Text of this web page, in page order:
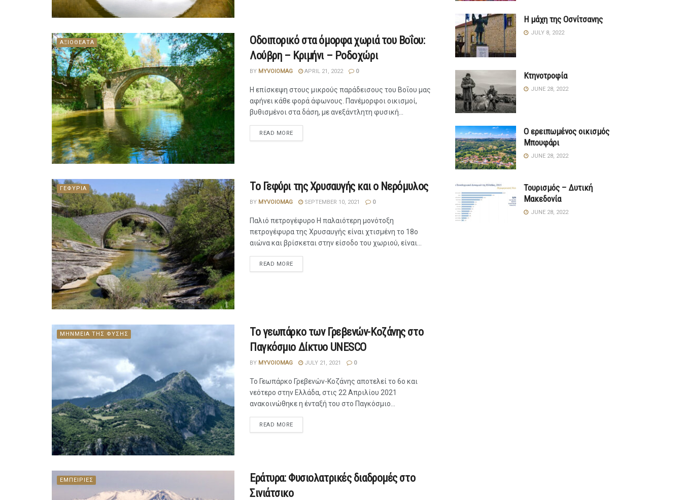
ΑΞΙΟΘΕΑΤΑ
Οδοιπορικό στα όμορφα χωριά του Βοΐου:
Λούβρη – Κριμήνι – Ροδοχώρι
BY MYVOIOMAG APRIL 21, 2022 0
Η επίσκεψη στους μικρούς παράδεισους του Βοΐου μας
αφήνει κάθε φορά άφωνους. Πανέμορφοι οικισμοί,
βυθισμένοι στα δάση, με ανεξάντλητη φυσική...
READ MORE
ΓΕΦΥΡΙΑ Το Γεφύρι της Χρυσαυγής και ο Νερόμυλος
BY MYVOIOMAG SEPTEMBER 10, 2021 0
Παλιό πετρογέφυρο Η παλαιότερη μονότοξη
πετρογέφυρα της Χρυσαυγής είναι χτισμένη το 18ο
αιώνα και βρίσκεται στην είσοδο του χωριού, είναι...
READ MORE
ΜΗΝΜΕΙΑ ΤΗΣ ΦΥΣΗΣ
Το γεωπάρκο των Γρεβενών-Κοζάνης στο
Παγκόσμιο Δίκτυο UNESCO
BY MYVOIOMAG JULY 21, 2021 0
Το Γεωπάρκο Γρεβενών-Κοζάνης αποτελεί το 6ο και
νεότερο στην Ελλάδα, στις 22 Απριλίου 2021
ανακοινώθηκε η ένταξή του στο Παγκόσμιο...
READ MORE
ΕΜΠΕΙΡΙΕΣ
Εράτυρα: Φυσιολατρικές διαδρομές στο
Σινιάτσικο
Η μάχη της Οσνίτσανης
JULY 8, 2022
Κτηνοτροφία
JUNE 28, 2022
Ο ερειπωμένος οικισμός
Μπουφάρι
JUNE 28, 2022
Τουρισμός – Δυτική
Μακεδονία
JUNE 28, 2022